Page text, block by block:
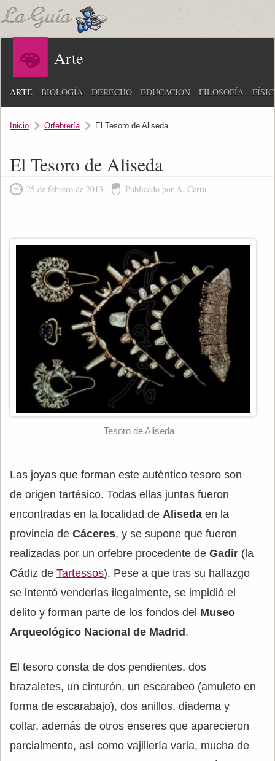
Arte
ARTE BIOLOGÍA DERECHO EDUCACIÓN FILOSOFÍA
Inicio Orfebrería El Tesoro de Aliseda
El Tesoro de Aliseda
25 de febrero de 2013 Publicado por A. Cerra
Tesoro de Aliseda
Las joyas que forman este auténtico tesoro son
de origen tartésico. Todas ellas juntas fueron
encontradas en la localidad de Aliseda en la
provincia de Cáceres, y se supone que fueron
realizadas por un orfebre procedente de Gadir (la
Cádiz de Tartessos). Pese a que tras su hallazgo
se intentó venderlas ilegalmente, se impidió el
delito y forman parte de los fondos del Museo
Arqueológico Nacional de Madrid .
El tesoro consta de dos pendientes, dos
brazaletes, un cinturón, un escarabeo (amuleto en
forma de escarabajo), dos anillos, diadema y
collar, además de otros enseres que aparecieron
parcialmente, así como vajillería varia, mucha de